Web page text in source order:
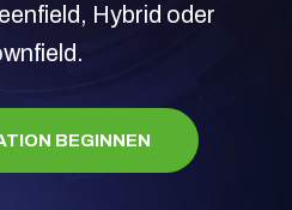
Hybrid oder
BEGINNEN